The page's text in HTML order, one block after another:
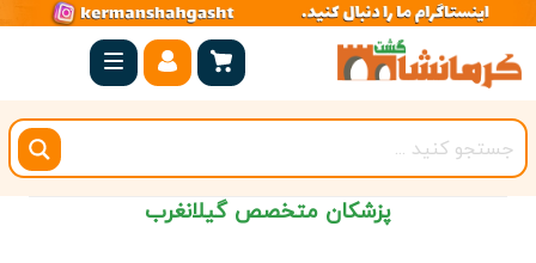
صفحه
اصلی
کرمانشاه
پزشکان متخصص گیلانغرب